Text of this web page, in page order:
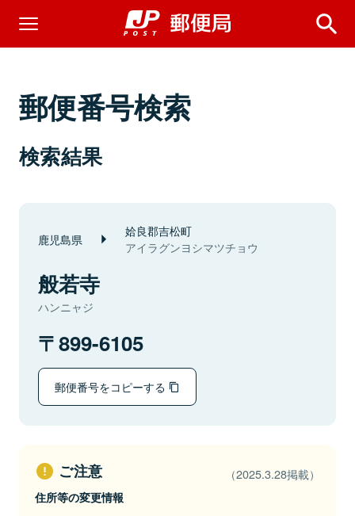
郵便番号検索
検索結果
鹿児島県 姶良郡吉松町
アイラグンヨシマツチョウ
般若寺
ハンニャジ
899-6105
郵便番号をコピーする
ご注意 （2025.3.28掲載）
住所等の変更情報